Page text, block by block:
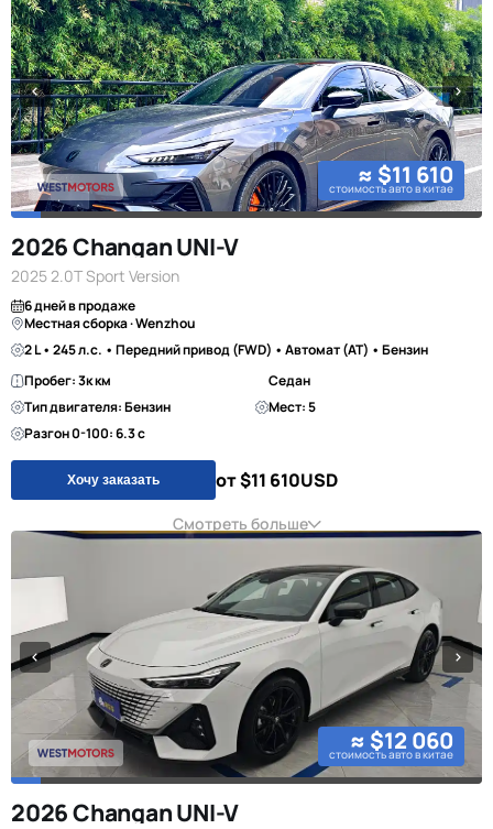
≈ $11 610
стоимость авто в китае
2026 Changan UNI-V
2025 2.0T Sport Version
6 дней в продаже
Местная сборка · Wenzhou
2 L • 245 л.с. • Передний привод (FWD) • Автомат (AT) • Бензин
Пробег: 3к км
Седан
Тип двигателя: Бензин
Мест: 5
Разгон 0-100: 6.3 с
Хочу заказать от $11 610USD
Смотреть больше
≈ $12 060
стоимость авто в китае
2026 Changan UNI-V